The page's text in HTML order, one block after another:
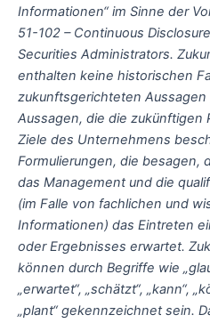
Informationen“ im Sinne der
51-102 – Continuous
Securities Administrators.
enthalten keine historischen
zukunftsgerichteten
Aussagen, die die zukünftigen
Ziele des Unternehmens
Formulierungen, die besagen,
das Management und die
(im Falle von fachlichen und
Informationen) das Eintreten
oder Ergebnisses erwartet.
können durch Begriffe wie
„erwartet“, „schätzt“, „kann“,
„plant“ gekennzeichnet sein.